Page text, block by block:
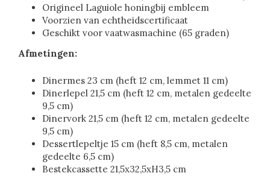
Origineel Laguiole honingbij embleem
Voorzien van echtheidscertificaat
Geschikt voor vaatwasmachine (65 graden)
Afmetingen:
Dinermes 23 cm (heft 12 cm, lemmet 11 cm)
Dinerlepel 21,5 cm (heft 12 cm, metalen gedeelte
9,5 cm)
Dinervork 21,5 cm (heft 12 cm, metalen gedeelte
9,5 cm)
Dessertlepeltje 15 cm (heft 8,5 cm, metalen
gedeelte 6,5 cm)
Bestekcassette 21,5x32,5xH3,5 cm